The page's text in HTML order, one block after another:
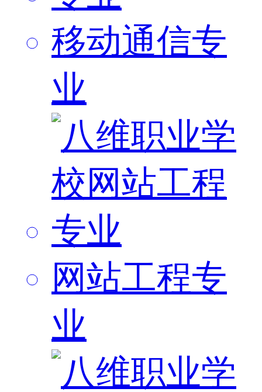
移动通信专
业
网站工程专
业